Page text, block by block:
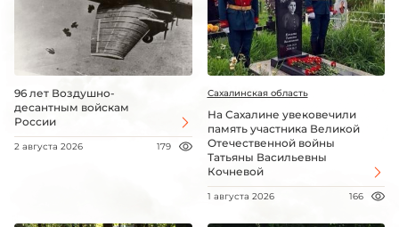
96 лет Воздушно-
десантным войскам
России
2 августа 2026 179
Сахалинская область
На Сахалине увековечили
память участника Великой
Отечественной войны
Татьяны Васильевны
Кочневой
1 августа 2026 166